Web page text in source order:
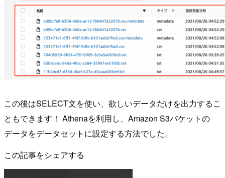
この後はSELECT文を使い、欲しいデータだけを出力するこ
ともできます！ Athenaを利用し、Amazon S3バケットの
データをデータセットに設定する方法でした。
この記事をシェアする